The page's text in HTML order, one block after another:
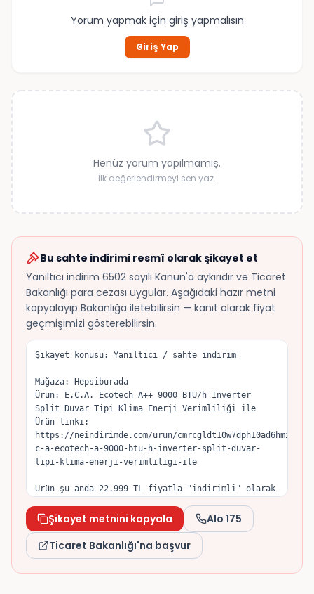
Yorum yapmak için giriş yapmalısın
Giriş Yap
Henüz yorum yapılmamış.
İlk değerlendirmeyi sen yaz.
Bu sahte indirimi resmî olarak şikayet et
Yanıltıcı indirim 6502 sayılı Kanun'a aykırıdır ve Ticaret
Bakanlığı para cezası uygular. Aşağıdaki hazır metni
kopyalayıp Bakanlığa iletebilirsin — kanıt olarak fiyat
geçmişimizi gösterebilirsin.
Şikayet konusu: Yanıltıcı / sahte indirim
Mağaza: Hepsiburada
Ürün: E.C.A. Ecotech A++ 9000 BTU/h Inverter
Split Duvar Tipi Klima Enerji Verimliliği ile
Ürün linki:
https://neindirimde.com/urun/cmrcgldt10w7dph10ad6hmiz4/e-
c-a-ecotech-a-9000-btu-h-inverter-split-duvar-
tipi-klima-enerji-verimliligi-ile
Ürün şu anda 22.999 TL fiyatla "indirimli" olarak
fiyat 25.659 TL. Tuttuğum fiyat geçmişine göre
ürün son dönemde 22.795 TL seviyesine kadar
düşmüştü, dolayısıyla indirim öncesi referans
fiyatın yapay olarak yükseltildiğini düşünüyorum.
Şikayet metnini kopyala
Alo 175
Ticaret Bakanlığı'na başvur